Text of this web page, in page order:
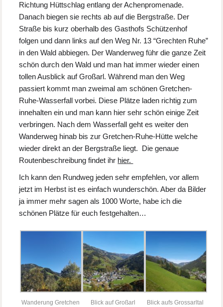
Richtung Hüttschlag entlang der Achenpromenade.
Danach biegen sie rechts ab auf die Bergstraße. Der
Straße bis kurz oberhalb des Gasthofs Schützenhof
folgen und dann links auf den Weg Nr. 13 “Grechten Ruhe”
in den Wald abbiegen. Der Wanderweg führ die ganze Zeit
schön durch den Wald und man hat immer wieder einen
tollen Ausblick auf Großarl. Während man den Weg
passiert kommt man zweimal am schönen Gretchen-
Ruhe-Wasserfall vorbei. Diese Plätze laden richtig zum
innehalten ein und man kann hier sehr schön einige Zeit
verbringen. Nach dem Wasserfall geht es weiter den
Wanderweg hinab bis zur Gretchen-Ruhe-Hütte welche
wieder direkt an der Bergstraße liegt. Die genaue
Routenbeschreibung findet ihr hier.
Ich kann den Rundweg jeden sehr empfehlen, vor allem
jetzt im Herbst ist es einfach wunderschön. Aber da Bilder
ja immer mehr sagen als 1000 Worte, habe ich die
schönen Plätze für euch festgehalten…
Wanderung Gretchen
Blick auf Großarl Blick aufs Grossarltal